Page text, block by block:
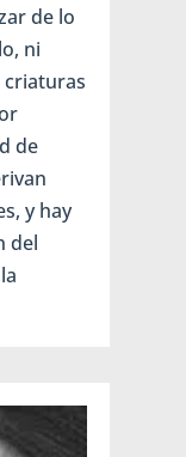
de lo
ni
criaturas
de
y hay
del